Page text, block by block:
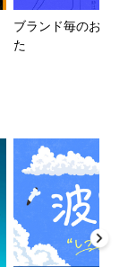
ブランド毎のおす
た